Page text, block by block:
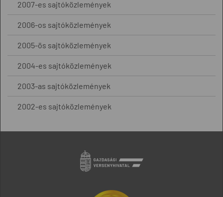
2007-es sajtóközlemények
2006-os sajtóközlemények
2005-ös sajtóközlemények
2004-es sajtóközlemények
2003-as sajtóközlemények
2002-es sajtóközlemények